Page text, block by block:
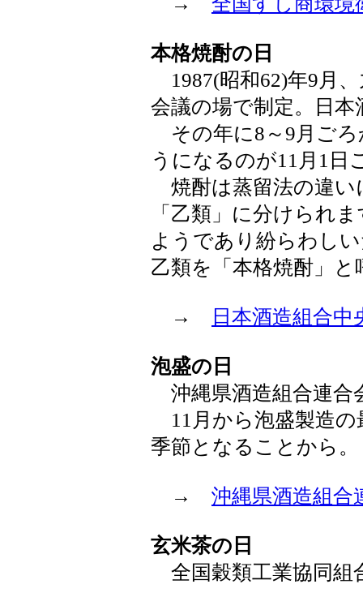
本格焼酎の日
1987(昭和62)年9月
会議の場で制定。日
その年に8～9月ごろ
うになるのが11月1日
焼酎は蒸留法の違い
「乙類」に分けられ
ようであり紛らわし
乙類を「本格焼酎」
→ 日本酒造組合中
泡盛の日
沖縄県酒造組合連合
11月から泡盛製造の
季節となることから。
→ 沖縄県酒造組合
玄米茶の日
全国穀類工業協同組